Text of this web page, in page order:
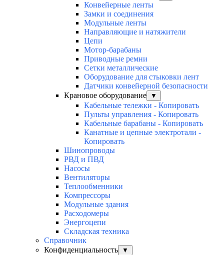
Конвейерные ленты
Замки и соединения
Модульные ленты
Направляющие и натяжители
Цепи
Мотор-барабаны
Приводные ремни
Сетки металлические
Оборудование для стыковки лент
Датчики конвейерной безопасности
Крановое оборудование
▼
Кабельные тележки - Копировать
Пульты управления - Копировать
Кабельные барабаны - Копировать
Канатные и цепные электротали -
Копировать
Шинопроводы
РВД и ПВД
Насосы
Вентиляторы
Теплообменники
Компрессоры
Модульные здания
Расходомеры
Энергоцепи
Складская техника
Справочник
Конфиденциальность
▼